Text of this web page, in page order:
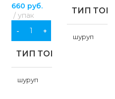
660 руб.
упак
ТИП ТОВАРА
шуруп
ТИП
шуруп